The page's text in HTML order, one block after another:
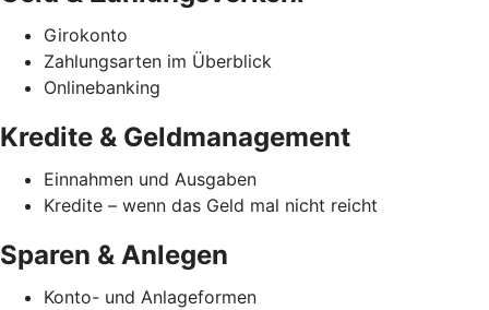
Girokonto
Zahlungsarten im Überblick
Onlinebanking
Kredite & Geldmanagement
Einnahmen und Ausgaben
Kredite – wenn das Geld mal nicht reicht
Sparen & Anlegen
Konto- und Anlageformen